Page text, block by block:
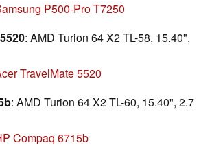
P500-Pro T7250
: AMD Turion 64 X2 TL-58, 15.40",
TravelMate 5520
: AMD Turion 64 X2 TL-60, 15.40", 2.7
Compaq 6715b